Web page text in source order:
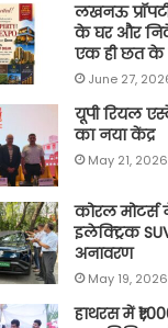
लखनऊ
के घर और
एक ही छत के
June 27,
यूपी रियल
का नया केंद्र
May 21, 2026
कोरल मोटर्स
इलेक्ट्रिक
अनावरण
May 19, 2026
हाथरस में